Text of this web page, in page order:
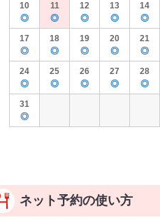
10
◎
11
◎
12
◎
13
◎
14
◎
17
◎
18
◎
19
◎
20
◎
21
◎
24
◎
25
◎
26
◎
27
◎
28
◎
31
◎
ネット予約の使い方